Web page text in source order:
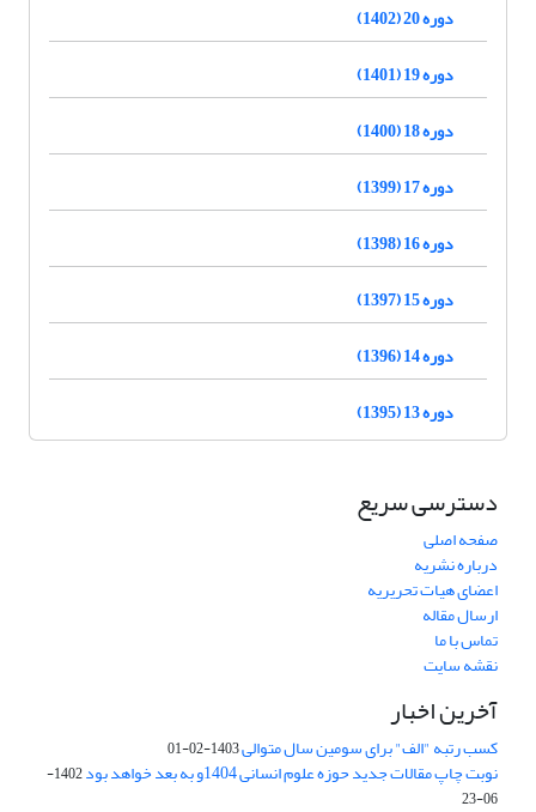
دوره 20 (1402)
دوره 19 (1401)
دوره 18 (1400)
دوره 17 (1399)
دوره 16 (1398)
دوره 15 (1397)
دوره 14 (1396)
دوره 13 (1395)
دسترسی سریع
صفحه اصلی
درباره نشریه
اعضای هیات تحریریه
ارسال مقاله
تماس با ما
نقشه سایت
آخرین اخبار
کسب رتبه "الف" برای سومین سال متوالی1403-02-01
نوبت چاپ مقالات جدید حوزه علوم انسانی 1404و به بعد خواهد بود
1402-
06-23